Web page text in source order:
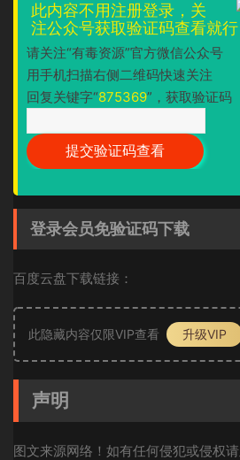
此内容不用注册登录，关
注公众号获取验证码查看就行
请关注“有毒资源”官方微信公众号
用手机扫描右侧二维码快速关注
回复关键字“875369”，获取验证码
登录会员免验证码下载
百度云盘下载链接：
此隐藏内容仅限VIP查看 升级VIP
声明
图文来源网络！如有任何侵犯或侵权